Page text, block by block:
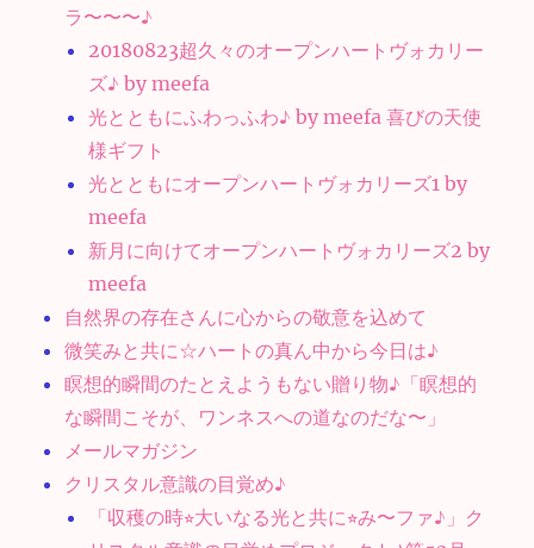
ラ〜〜〜♪
20180823超久々のオープンハートヴォカリー
ズ♪ by meefa
光とともにふわっふわ♪ by meefa 喜びの天使
様ギフト
光とともにオープンハートヴォカリーズ1 by
meefa
新月に向けてオープンハートヴォカリーズ2 by
meefa
自然界の存在さんに心からの敬意を込めて
微笑みと共に☆ハートの真ん中から今日は♪
瞑想的瞬間のたとえようもない贈り物♪「瞑想的
な瞬間こそが、ワンネスへの道なのだな〜」
メールマガジン
クリスタル意識の目覚め♪
「収穫の時⭐︎大いなる光と共に⭐︎み〜ファ♪」ク